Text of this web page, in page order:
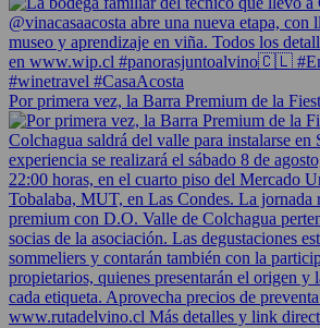
Por primera vez, la Barra Premium de la